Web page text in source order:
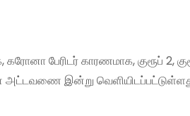
பேரிடர் காரணமாக, குரூப் 2,
அட்டவணை இன்று